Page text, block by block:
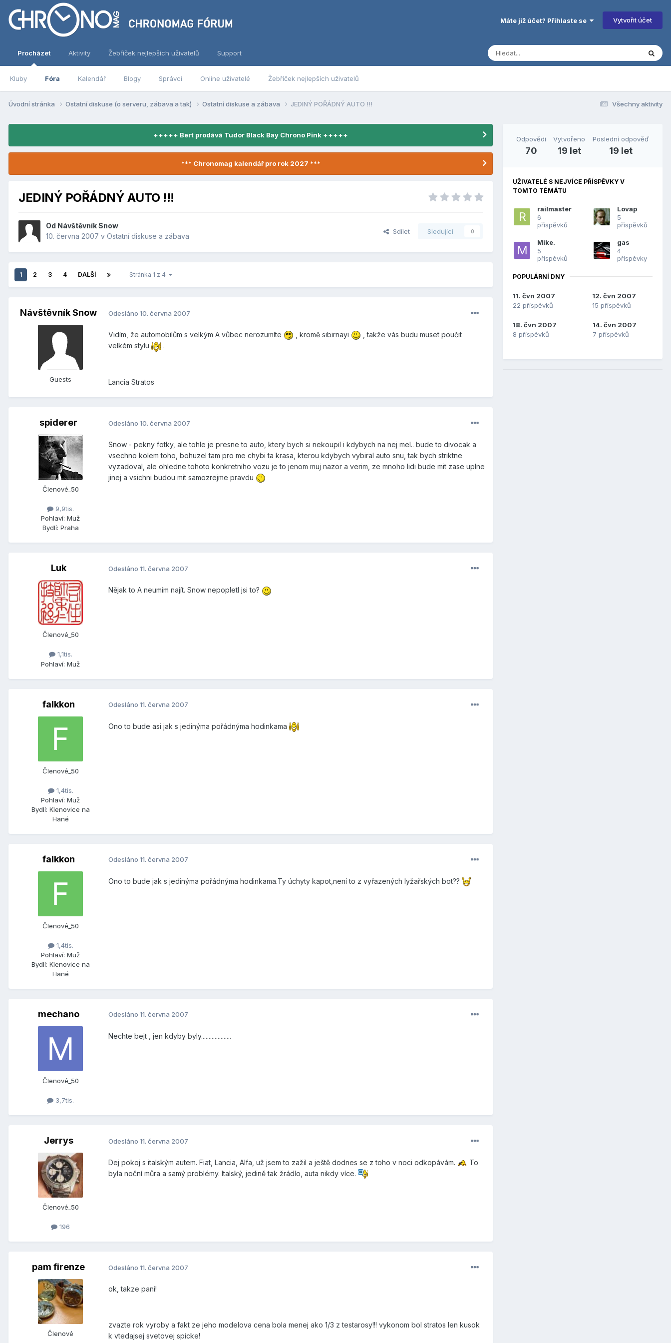
Máte již účet? Přihlaste se Vytvořit účet
Procházet
Kluby Fóra Kalendář Blogy Správci Online uživatelé Žebříček nejlepších uživatelů
Aktivity Žebříček nejlepších uživatelů Support
Všechny aktivity
Úvodní stránka Ostatní diskuse (o serveru, zábava a tak) Ostatní diskuse a zábava JEDINÝ POŘÁDNÝ AUTO !!!
+++++ Bert prodává Tudor Black Bay Chrono Pink +++++
*** Chronomag kalendář pro rok 2027 ***
JEDINÝ POŘÁDNÝ AUTO !!!
Od Návštěvník Snow
10. června 2007 v Ostatní diskuse a zábava
Sdílet Sledující 0
1 2 3 4 DALŠÍ Stránka 1 z 4
Návštěvník Snow
Guests
Odesláno 10. června 2007
Vidím, že automobilům s velkým A vůbec nerozumíte , kromě sibirnayi
, takže vás budu muset poučit
velkém stylu
.
Lancia Stratos
spiderer
Členové_50
9,9tis.
Pohlaví: Muž
Bydlí: Praha
Odesláno 10. června 2007
Snow - pekny fotky, ale tohle je presne to auto, ktery bych si nekoupil i kdybych na nej mel.. bude to divocak a
vsechno kolem toho, bohuzel tam pro me chybi ta krasa, kterou kdybych vybiral auto snu, tak bych striktne
vyzadoval, ale ohledne tohoto konkretniho vozu je to jenom muj nazor a verim, ze mnoho lidi bude mit zase uplne
jinej a vsichni budou mit samozrejme pravdu
Luk
Členové_50
1,1tis.
Pohlaví: Muž
Odesláno 11. června 2007
Nějak to A neumím najít. Snow nepopletl jsi to?
falkkon
Členové_50
1,4tis.
Pohlaví: Muž
Bydlí: Klenovice na
Hané
Odesláno 11. června 2007
Ono to bude asi jak s jedinýma pořádnýma hodinkama
falkkon
Členové_50
1,4tis.
Pohlaví: Muž
Bydlí: Klenovice na
Hané
Odesláno 11. června 2007
Ono to bude jak s jedinýma pořádnýma hodinkama.Ty úchyty kapot,není to z vyřazených lyžařských bot??
mechano
Členové_50
3,7tis.
Odesláno 11. června 2007
Nechte bejt , jen kdyby byly....................
Jerrys
Členové_50
196
Odesláno 11. června 2007
Dej pokoj s italským autem. Fiat, Lancia, Alfa, už jsem to zažil a ještě dodnes se z toho v noci odkopávám.
To
byla noční můra a samý problémy. Italský, jedině tak žrádlo, auta nikdy více.
pam firenze
Členové
Odesláno 11. června 2007
ok, takze pani!
zvazte rok vyroby a fakt ze jeho modelova cena bola menej ako 1/3 z testarosy!!! vykonom bol stratos len kusok
k vtedajsej svetovej spicke!
Odpovědi
70
Vytvořeno
19 let
Poslední odpověď
19 let
UŽIVATELÉ S NEJVÍCE PŘÍSPĚVKY V
TOMTO TÉMÁTU
railmaster
6
příspěvků
Lovap
5
příspěvků
Mike.
5
příspěvků
gas
4
příspěvky
POPULÁRNÍ DNY
11. čvn 2007
22 příspěvků
12. čvn 2007
15 příspěvků
18. čvn 2007
8 příspěvků
14. čvn 2007
7 příspěvků